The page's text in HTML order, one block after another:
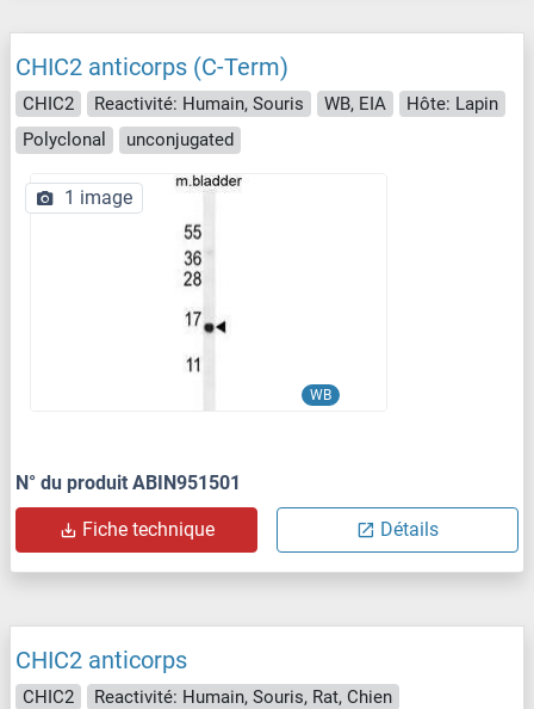
CHIC2 anticorps (C-Term)
CHIC2 Reactivité: Humain, Souris WB, EIA
Hôte: Lapin
Polyclonal
unconjugated
WB
1 image
N° du produit ABIN951501
Fiche technique Détails
CHIC2 anticorps
CHIC2
Reactivité: Humain, Souris, Rat, Chien